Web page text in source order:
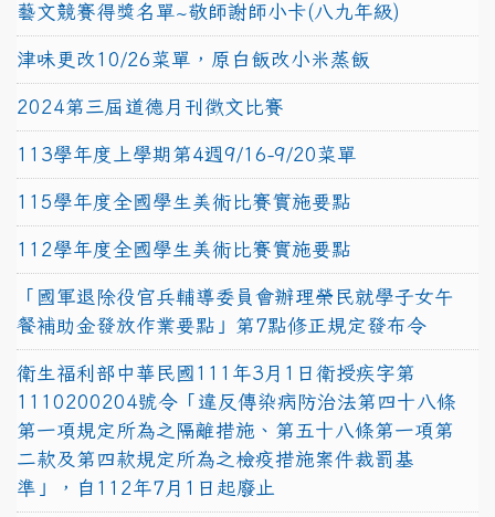
藝文競賽得獎名單~敬師謝師小卡(八九年級)
津味更改10/26菜單，原白飯改小米蒸飯
2024第三屆道德月刊徵文比賽
113學年度上學期第4週9/16-9/20菜單
115學年度全國學生美術比賽實施要點
112學年度全國學生美術比賽實施要點
「國軍退除役官兵輔導委員會辦理榮民就學子女午
餐補助金發放作業要點」第7點修正規定發布令
衛生福利部中華民國111年3月1日衛授疾字第
1110200204號令「違反傳染病防治法第四十八條
第一項規定所為之隔離措施、第五十八條第一項第
二款及第四款規定所為之檢疫措施案件裁罰基
準」，自112年7月1日起廢止